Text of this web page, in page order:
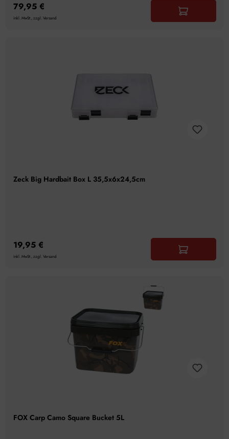
79,95 €
inkl. MwSt., zzgl. Versand
Zeck Big Hardbait Box L 35,5x6x24,5cm
19,95 €
inkl. MwSt., zzgl. Versand
FOX Carp Camo Square Bucket 5L